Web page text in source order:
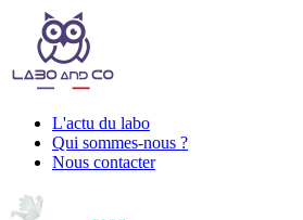
L'actu du labo
Qui sommes-nous ?
Nous contacter